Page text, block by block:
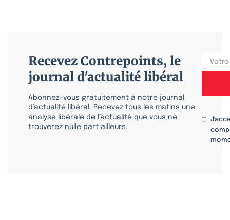
Recevez Contrepoints, le
journal d'actualité libéral
Abonnez-vous gratuitement à notre journal
d’actualité libéral. Recevez tous les matins une
analyse libérale de l’actualité que vous ne
trouverez nulle part ailleurs.